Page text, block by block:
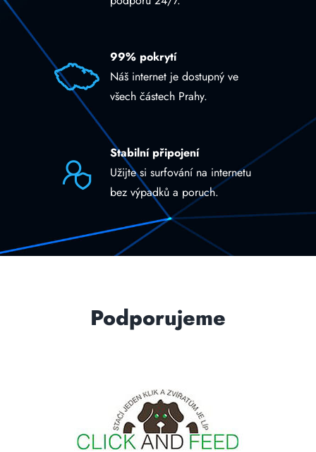
99% pokrytí
Náš internet je dostupný ve
všech částech Prahy.
Stabilní připojení
Užijte si surfování na internetu
bez výpadků a poruch.
Podporujeme